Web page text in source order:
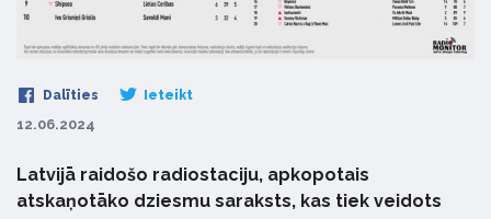
Dalīties Ieteikt
12.06.2024
Latvijā raidošo radiostaciju, apkopotais
atskaņotāko dziesmu saraksts, kas tiek veidots